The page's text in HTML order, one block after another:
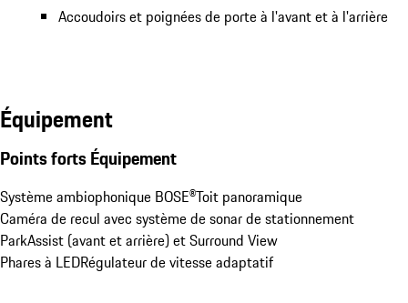
Accoudoirs et poignées de porte à l'avant et à l'arrière
Équipement
Points forts Équipement
Système ambiophonique BOSE®Toit panoramique
Caméra de recul avec système de sonar de stationnement
ParkAssist (avant et arrière) et Surround View
Phares à LEDRégulateur de vitesse adaptatif